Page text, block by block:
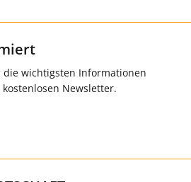
die wichtigsten Informationen
Newsletter.